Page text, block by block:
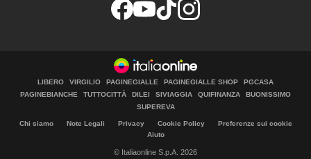
LIBERO VIRGILIO PAGINEGIALLE PAGINEGIALLE SHOP
PGCASA
PAGINEBIANCHE
TUTTOCITTÀ DILEI SIVIAGGIA QUIFINANZA
BUONISSIMO
SUPEREVA
Chi siamo Note Legali Privacy Cookie Policy
Preferenze sui cookie
Aiuto
© Italiaonline S.p.A. 2026